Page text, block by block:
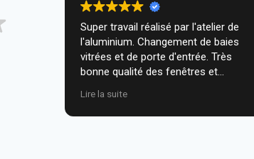
Super travail réalisé par l'atelier de
l'aluminium. Changement de baies
vitrées et de porte d'entrée. Très
bonne qualité des fenêtres et
nous. Je recommande vivement.
Lire la suite